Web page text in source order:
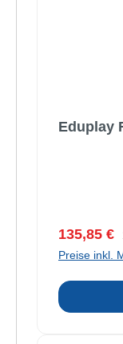
Eduplay
135,85 €
Preise inkl.